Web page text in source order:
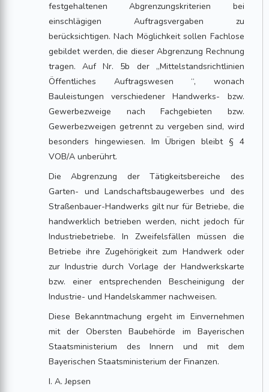
festgehaltenen Abgrenzungskriterien bei
einschlägigen Auftragsvergaben zu
berücksichtigen. Nach Möglichkeit sollen Fachlose
gebildet werden, die dieser Abgrenzung Rechnung
tragen. Auf Nr. 5b der „Mittelstandsrichtlinien
Öffentliches Auftragswesen “, wonach
Bauleistungen verschiedener Handwerks- bzw.
Gewerbezweige nach Fachgebieten bzw.
Gewerbezweigen getrennt zu vergeben sind, wird
besonders hingewiesen. Im Übrigen bleibt § 4
VOB/A unberührt.
Die Abgrenzung der Tätigkeitsbereiche des
Garten- und Landschaftsbaugewerbes und des
Straßenbauer-Handwerks gilt nur für Betriebe, die
handwerklich betrieben werden, nicht jedoch für
Industriebetriebe. In Zweifelsfällen müssen die
Betriebe ihre Zugehörigkeit zum Handwerk oder
zur Industrie durch Vorlage der Handwerkskarte
bzw. einer entsprechenden Bescheinigung der
Industrie- und Handelskammer nachweisen.
Diese Bekanntmachung ergeht im Einvernehmen
mit der Obersten Baubehörde im Bayerischen
Staatsministerium des Innern und mit dem
Bayerischen Staatsministerium der Finanzen.
I. A. Jepsen